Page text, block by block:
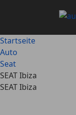
Startseite
Auto
Seat
SEAT Ibiza
SEAT Ibiza